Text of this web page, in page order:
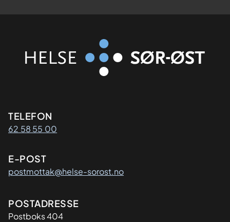
Kontaktinformasjon
TELEFON
62 58 55 00
E-POST
postmottak@helse-sorost.no
Adresse
POSTADRESSE
Postboks 404